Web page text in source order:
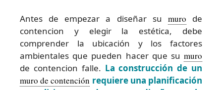
Antes de empezar a diseñar su muro de
contencion y elegir la estética, debe
comprender la ubicación y los factores
ambientales que pueden hacer que su muro
de contencion falle. La construcción de un
muro de contención requiere una planificación